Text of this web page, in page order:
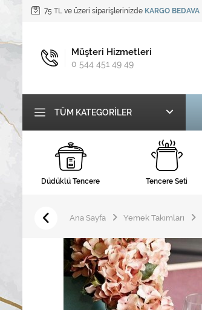
75 TL ve üzeri siparişlerinizde KARGO BEDAVA
Müşteri Hizmetleri
0 544 451 49 49
TÜM KATEGORILER
Düdüklü Tencere Tencere Seti
Ana Sayfa Yemek Takımları